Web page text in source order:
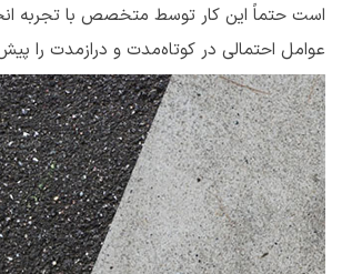
است حتماً این کار توسط متخصص با تجربه
عوامل احتمالی در کوتاه‌مدت و درازمدت را